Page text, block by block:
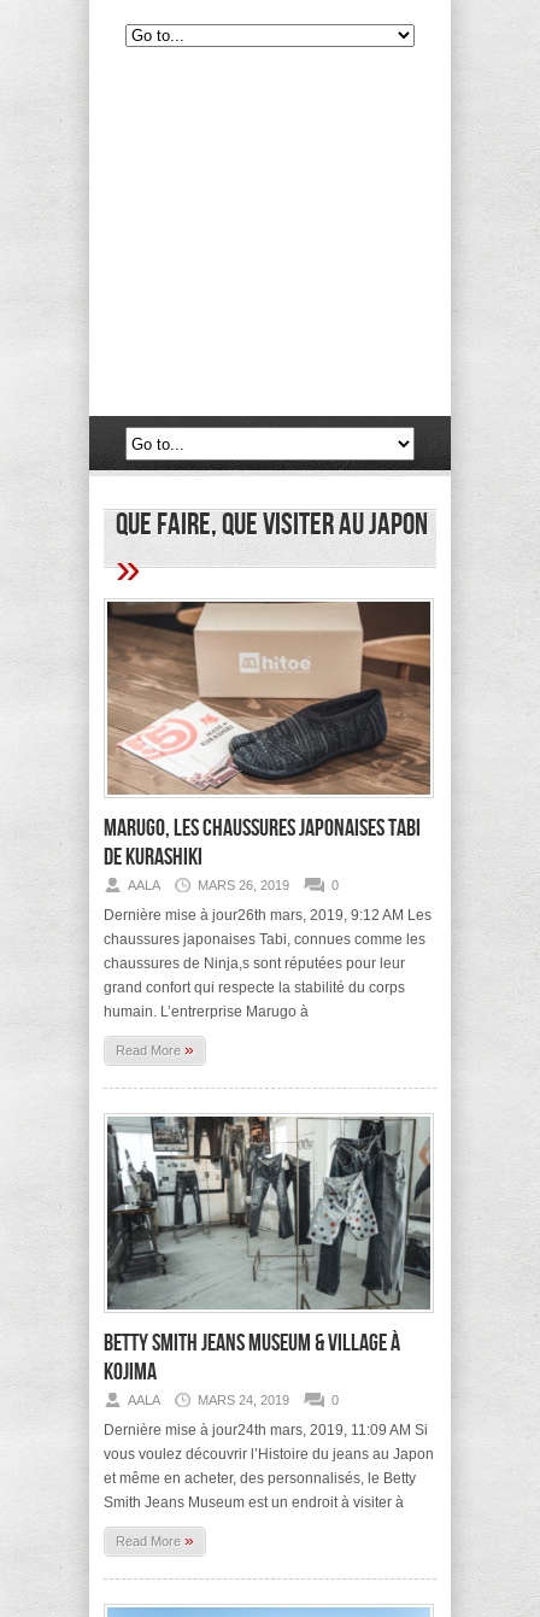
Que Faire, Que Visiter au Japon
»
Marugo, les chaussures japonaises Tabi
de Kurashiki
AALA MARS 26, 2019 0
Dernière mise à jour26th mars, 2019, 9:12 AM Les
chaussures japonaises Tabi, connues comme les
chaussures de Ninja,s sont réputées pour leur
grand confort qui respecte la stabilité du corps
humain. L’entrerprise Marugo à
Read More »
Betty Smith Jeans Museum & Village à
Kojima
AALA MARS 24, 2019 0
Dernière mise à jour24th mars, 2019, 11:09 AM Si
vous voulez découvrir l’Histoire du jeans au Japon
et même en acheter, des personnalisés, le Betty
Smith Jeans Museum est un endroit à visiter à
Read More »